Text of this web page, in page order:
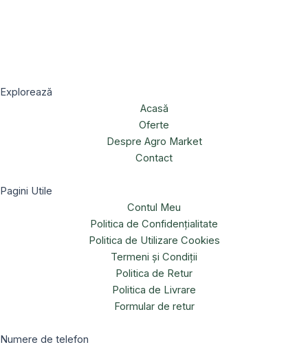
Explorează
Acasă
Oferte
Despre Agro Market
Contact
Pagini Utile
Contul Meu
Politica de Confidențialitate
Politica de Utilizare Cookies
Termeni și Condiții
Politica de Retur
Politica de Livrare
Formular de retur
Numere de telefon